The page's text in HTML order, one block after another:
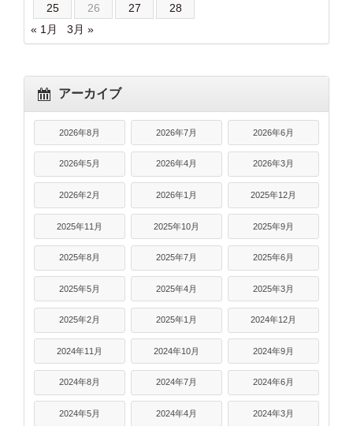
25
26 27
28
« 1月
3月 »
アーカイブ
2026年8月 2026年7月 2026年6月
2026年5月 2026年4月 2026年3月
2026年2月 2026年1月 2025年12月
2025年11月 2025年10月 2025年9月
2025年8月 2025年7月 2025年6月
2025年5月 2025年4月 2025年3月
2025年2月 2025年1月 2024年12月
2024年11月 2024年10月 2024年9月
2024年8月 2024年7月 2024年6月
2024年5月 2024年4月 2024年3月